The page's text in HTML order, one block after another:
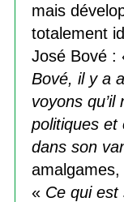
mais
totalement
José Bové :
Bové, il y a
voyons qu’il
politiques et
dans son
« Ce qui est